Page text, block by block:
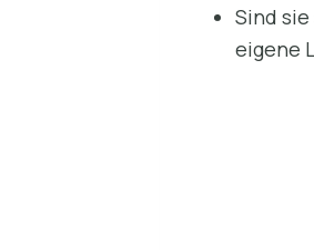
Sind
eigene